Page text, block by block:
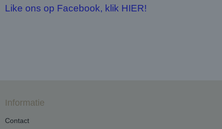
Like ons op Facebook, klik HIER!
Informatie
Contact